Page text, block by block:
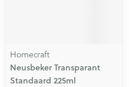
Homecraft
Neusbeker Transparant
Standaard 225ml